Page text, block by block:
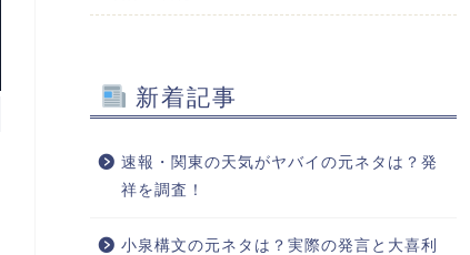
新着記事
速報・関東の天気がヤバイの元ネタは？発
祥を調査！
小泉構文の元ネタは？実際の発言と大喜利